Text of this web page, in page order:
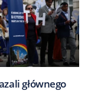
głównego